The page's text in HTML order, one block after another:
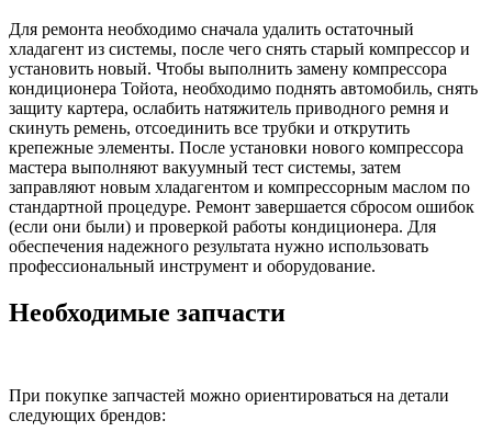
Для ремонта необходимо сначала удалить остаточный
хладагент из системы, после чего снять старый компрессор и
установить новый. Чтобы выполнить замену компрессора
кондиционера Тойота, необходимо поднять автомобиль, снять
защиту картера, ослабить натяжитель приводного ремня и
скинуть ремень, отсоединить все трубки и открутить
крепежные элементы. После установки нового компрессора
мастера выполняют вакуумный тест системы, затем
заправляют новым хладагентом и компрессорным маслом по
стандартной процедуре. Ремонт завершается сбросом ошибок
(если они были) и проверкой работы кондиционера. Для
обеспечения надежного результата нужно использовать
профессиональный инструмент и оборудование.
Необходимые запчасти
При покупке запчастей можно ориентироваться на детали
следующих брендов: